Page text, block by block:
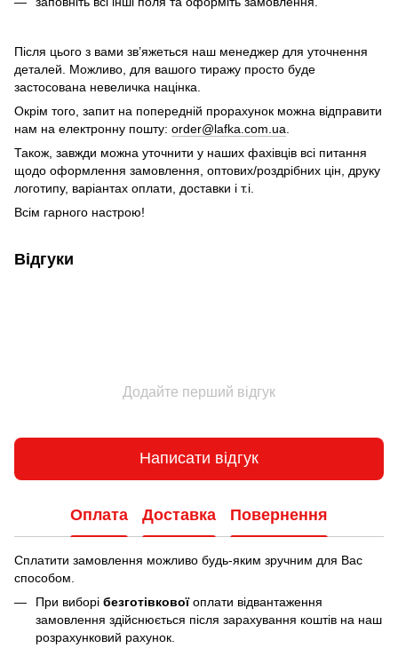
Після цього з вами зв’яжеться наш менеджер для уточнення
деталей. Можливо, для вашого тиражу просто буде
застосована невеличка націнка.
Окрім того, запит на попередній прорахунок можна відправити
нам на електронну пошту: order@lafka.com.ua
Також, завжди можна уточнити у наших фахівців всі питання
щодо оформлення замовлення, оптових/роздрібних цін, друку
логотипу, варіантах оплати, доставки і т.і.
Всім гарного настрою!
Відгуки
Додайте перший відгук
Написати відгук
Оплата Доставка Повернення
Сплатити замовлення можливо будь-яким зручним для Вас
способом.
При виборі безготівковоїоплати відвантаження
замовлення здійснюється після зарахування коштів на наш
розрахунковий рахунок.